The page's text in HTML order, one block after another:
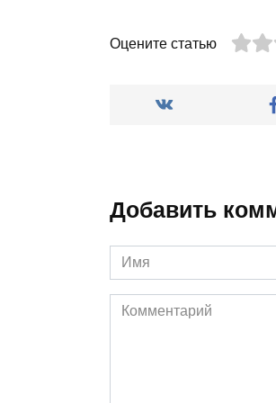
Оцените статью
Добавить
Имя
*
Комментарий